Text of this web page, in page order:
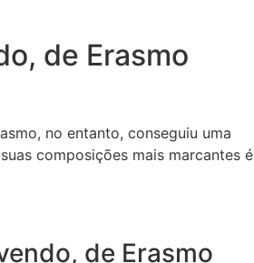
de Erasmo
no entanto, conseguiu uma
composições mais marcantes é
de Erasmo